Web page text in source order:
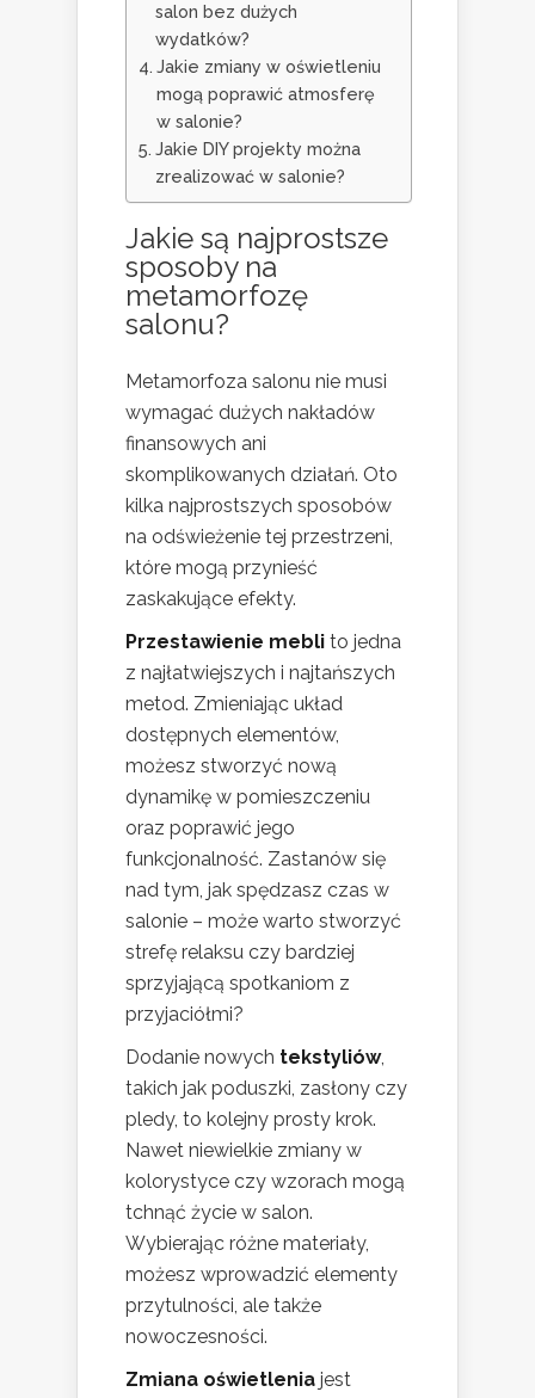
salon bez dużych
wydatków?
Jakie zmiany w oświetleniu
mogą poprawić atmosferę
w salonie?
Jakie DIY projekty można
zrealizować w salonie?
Jakie są najprostsze
sposoby na
metamorfozę
salonu?
Metamorfoza salonu nie musi
wymagać dużych nakładów
finansowych ani
skomplikowanych działań. Oto
kilka najprostszych sposobów
na odświeżenie tej przestrzeni,
które mogą przynieść
zaskakujące efekty.
Przestawienie mebli to jedna
z najłatwiejszych i najtańszych
metod. Zmieniając układ
dostępnych elementów,
możesz stworzyć nową
dynamikę w pomieszczeniu
oraz poprawić jego
funkcjonalność. Zastanów się
nad tym, jak spędzasz czas w
salonie – może warto stworzyć
strefę relaksu czy bardziej
sprzyjającą spotkaniom z
przyjaciółmi?
Dodanie nowych tekstyliów,
takich jak poduszki, zasłony czy
pledy, to kolejny prosty krok.
Nawet niewielkie zmiany w
kolorystyce czy wzorach mogą
tchnąć życie w salon.
Wybierając różne materiały,
możesz wprowadzić elementy
przytulności, ale także
nowoczesności.
Zmiana oświetlenia jest